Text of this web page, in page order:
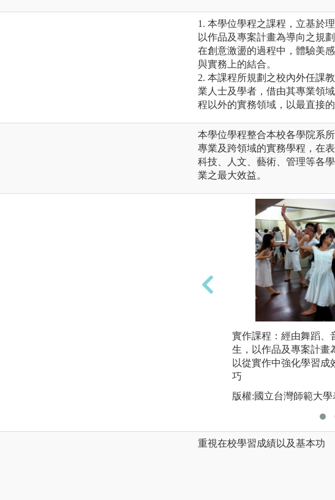
1. 本學位學程之課程，立基於
以作品及專案計畫為導向之規
在創意激盪的過程中，體驗美
與實務上的結合。
2. 本課程所規劃之校內外任課
業人士及學者，借由其專業領
程以外的實務領域，以最直接
本學位學程整合本校各學院系
專業及跨領域的實務學程，在
科技、人文、藝術、管理等各
業之最大效益。
實作課程：經由舞蹈、
生，以作品及專案計畫
以從實作中強化學習成
巧
版權:國立台灣師範大
重視在校學習成績以及基本功